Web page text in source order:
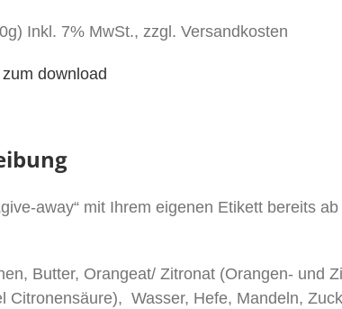
Inkl. 7% MwSt., zzgl. Versandkosten
download
away“ mit Ihrem eigenen Etikett bereits
Butter, Orangeat/ Zitronat (Orangen- und
Citronensäure), Wasser, Hefe, Mandeln,